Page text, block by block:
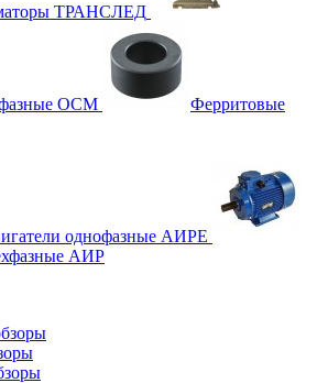
ТРАНСЛЕД
ОСМ
Ферритовые
однофазные АИРЕ
АИР